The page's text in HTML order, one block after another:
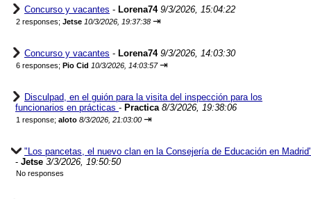
Concurso y vacantes - Lorena74 9/3/2026, 15:04:22
2 responses; Jetse 10/3/2026, 19:37:38 ⇥
Concurso y vacantes - Lorena74 9/3/2026, 14:03:30
6 responses; Pio Cid 10/3/2026, 14:03:57 ⇥
Disculpad, en el guión para la visita del inspección para los
funcionarios en prácticas - Practica 8/3/2026, 19:38:06
1 response; aloto 8/3/2026, 21:03:00 ⇥
"Los pancetas, el nuevo clan en la Consejería de Educación en
- Jetse 3/3/2026, 19:50:50
No responses